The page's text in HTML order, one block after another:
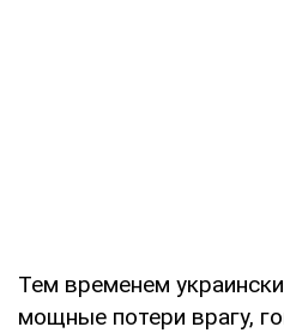
Тем временем
мощные потери врагу,